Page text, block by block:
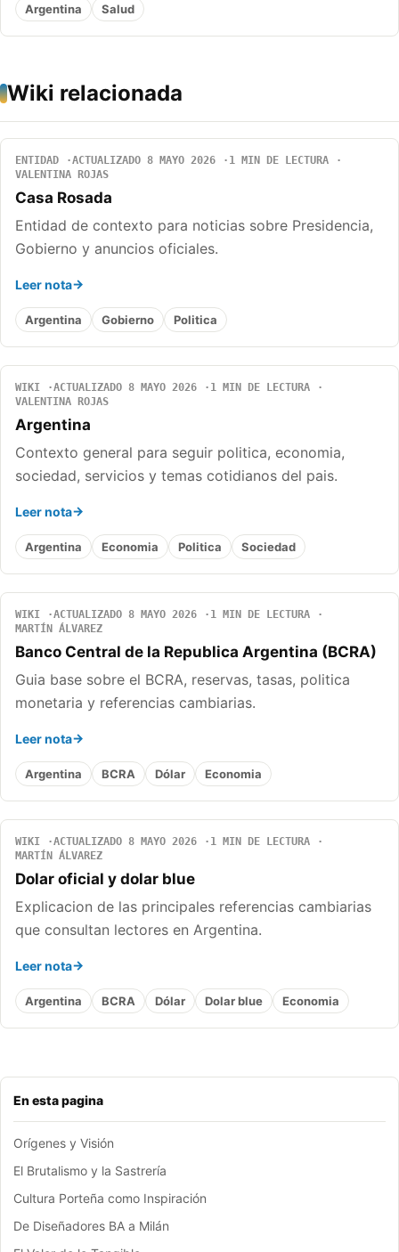
En esta pagina
Orígenes y Visión
El Brutalismo y la Sastrería
Cultura Porteña como Inspiración
De Diseñadores BA a Milán
Argentina Salud
Wiki relacionada
ENTIDAD ACTUALIZADO 8 MAYO 2026
1 MIN DE LECTURA
VALENTINA ROJAS
Casa Rosada
Entidad de contexto para noticias sobre Presidencia,
Gobierno y anuncios oficiales.
Leer nota
Argentina Gobierno Politica
WIKI ACTUALIZADO 8 MAYO 2026
1 MIN DE LECTURA
VALENTINA ROJAS
Argentina
Contexto general para seguir politica, economia,
sociedad, servicios y temas cotidianos del pais.
Leer nota
Argentina Economia Politica Sociedad
WIKI ACTUALIZADO 8 MAYO 2026
1 MIN DE LECTURA
MARTÍN ÁLVAREZ
Banco Central de la Republica Argentina (BCRA)
Guia base sobre el BCRA, reservas, tasas, politica
monetaria y referencias cambiarias.
Leer nota
Argentina BCRA Dólar Economia
WIKI ACTUALIZADO 8 MAYO 2026
1 MIN DE LECTURA
MARTÍN ÁLVAREZ
Dolar oficial y dolar blue
Explicacion de las principales referencias cambiarias
que consultan lectores en Argentina.
Leer nota
Argentina BCRA Dólar Dolar blue Economia